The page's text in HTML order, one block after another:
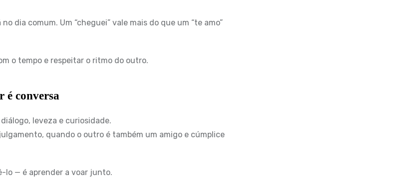
dia comum. Um “cheguei” vale mais do que um “te amo”
o tempo e respeitar o ritmo do outro.
é conversa
leveza e curiosidade.
quando o outro é também um amigo e cúmplice
lo — é aprender a voar junto.